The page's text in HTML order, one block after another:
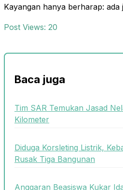
Kayangan hanya berharap:
Post Views: 20
Baca juga
Tim SAR Temukan Jasad
Kilometer
Diduga Korsleting Listrik,
Rusak Tiga Bangunan
Anggaran Beasiswa Kukar